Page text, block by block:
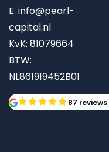
E. info@pearl-
capital.nl
KvK: 81079664
BTW:
NL861919452B01
87 reviews